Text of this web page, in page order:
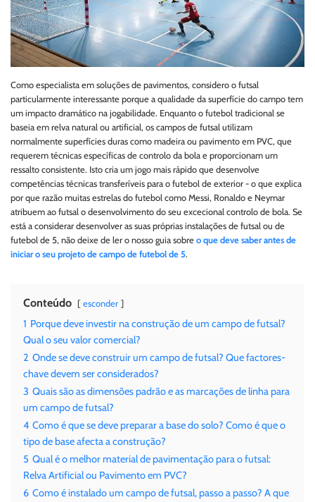
Como especialista em soluções de pavimentos, considero o futsal
particularmente interessante porque a qualidade da superfície do campo tem
um impacto dramático na jogabilidade. Enquanto o futebol tradicional se
baseia em relva natural ou artificial, os campos de futsal utilizam
normalmente superfícies duras como madeira ou pavimento em PVC, que
requerem técnicas específicas de controlo da bola e proporcionam um
ressalto consistente. Isto cria um jogo mais rápido que desenvolve
competências técnicas transferíveis para o futebol de exterior - o que explica
por que razão muitas estrelas do futebol como Messi, Ronaldo e Neymar
atribuem ao futsal o desenvolvimento do seu excecional controlo de bola. Se
está a considerar desenvolver as suas próprias instalações de futsal ou de
futebol de 5, não deixe de ler o nosso guia sobre o que deve saber antes de
iniciar o seu projeto de campo de futebol de 5.
Conteúdo esconder
1 Porque deve investir na construção de um campo de futsal?
Qual o seu valor comercial?
2 Onde se deve construir um campo de futsal? Que factores-
chave devem ser considerados?
3 Quais são as dimensões padrão e as marcações de linha para
um campo de futsal?
4 Como é que se deve preparar a base do solo? Como é que o
tipo de base afecta a construção?
5 Qual é o melhor material de pavimentação para o futsal:
Relva Artificial ou Pavimento em PVC?
6 Como é instalado um campo de futsal, passo a passo? A que